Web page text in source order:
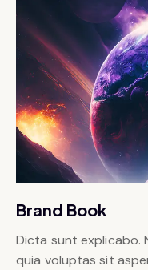
Brand Book
Dicta sunt explicabo.
quia voluptas sit